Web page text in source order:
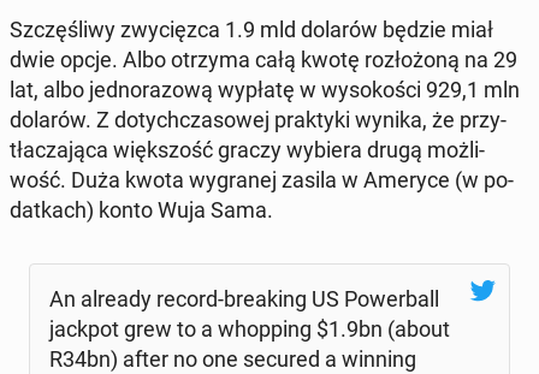
Szczę­śli­wy zwy­cięz­ca 1.9 mld dolarów będzie miał
dwie opcje. Albo otrzyma całą kwotę roz­ło­żo­ną na 29
lat, albo jed­no­ra­zo­wą wypłatę w wy­so­ko­ści 929,1 mln
dolarów. Z do­tych­cza­so­wej prak­ty­ki wynika, że przy­
tła­cza­ją­ca więk­szość graczy wybiera drugą moż­li­
wość. Duża kwota wy­gra­nej zasila w Ameryce (w po­
dat­kach) konto Wuja Sama.
An already record-bre­aking US Po­wer­ball
jackpot grew to a whop­ping $1.9bn (about
R34bn) after no one secured a winning